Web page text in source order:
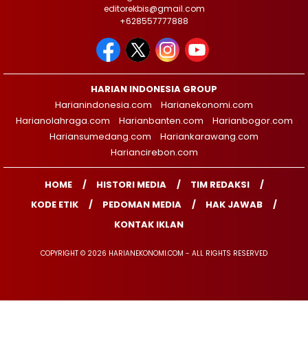
editorekbis@gmail.com
+628557777888
HARIAN INDONESIA GROUP
Harianindonesia.com
Harianekonomi.com
Harianolahraga.com
Harianbanten.com
Harianbogor.com
Hariansumedang.com
Hariankarawang.com
Hariancirebon.com
HOME HISTORI MEDIA
TIM REDAKSI
KODE ETIK
PEDOMAN MEDIA
HAK JAWAB
KONTAK IKLAN
COPYRIGHT © 2026 HARIANEKONOMI.COM - ALL RIGHTS RESERVED